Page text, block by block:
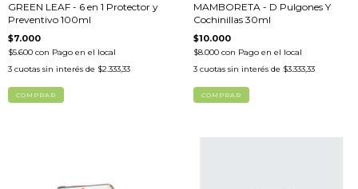
GREEN LEAF - 6 en 1 Protector y
Preventivo 100ml
$7.000
$5.600 con Pago en el local
3 cuotas sin interés de $2.333,33
MAMBORETA - D Pulgones Y
Cochinillas 30ml
$10.000
$8.000 con Pago en el local
3 cuotas sin interés de $3.333,33